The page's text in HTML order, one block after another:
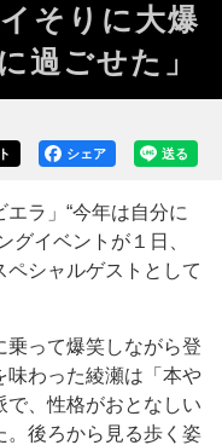
そりに大爆
過ごせた」
送る
シェア
ラ」“今年は自分に
グイベントが１日、
シャルゲストとして
って爆笑しながら登
味わった綾瀬は「本や
、性格がおとなしい
。後ろから見る歩く姿